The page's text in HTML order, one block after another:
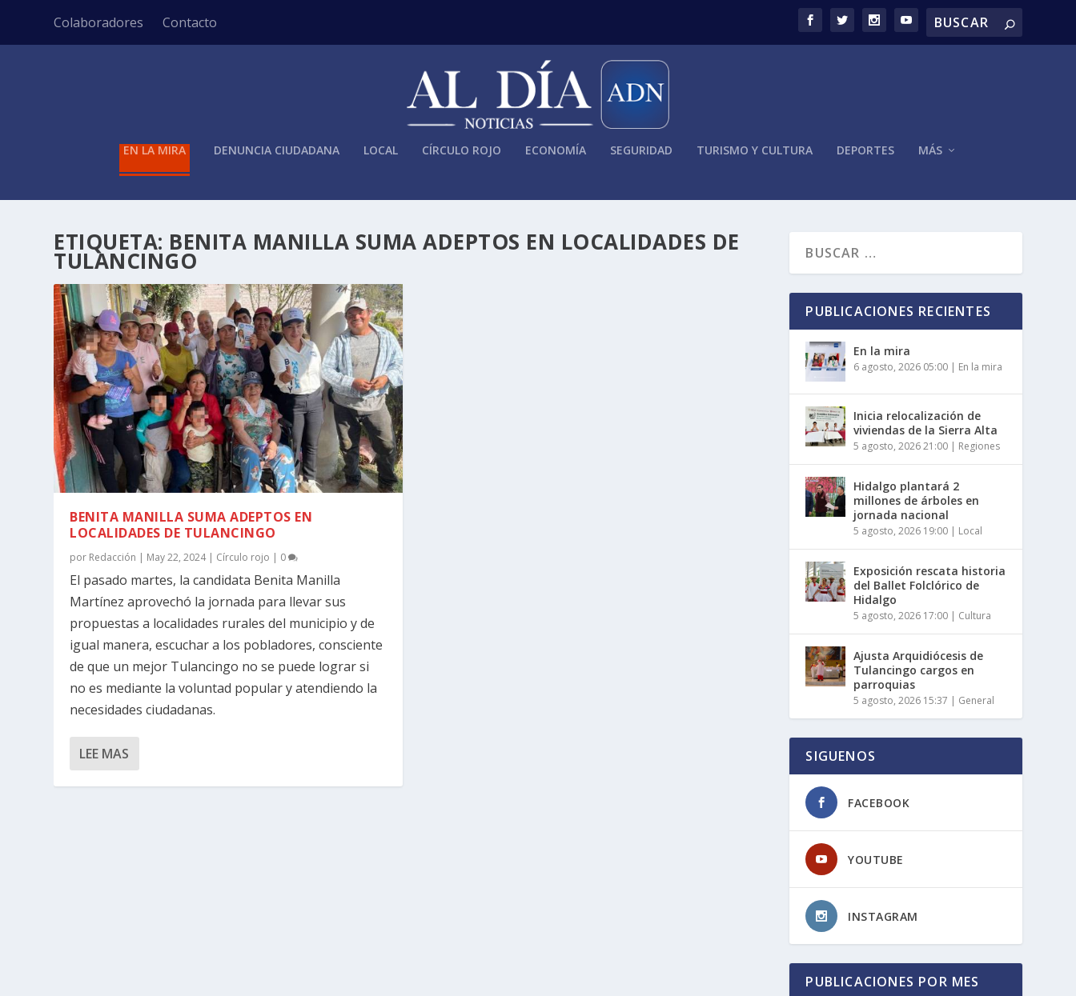
Colaboradores Contacto
EN LA MIRA DENUNCIA CIUDADANA LOCAL CÍRCULO ROJO ECONOMÍA SEGURIDAD TURISMO Y CULTURA DEPORTES MÁS
ETIQUETA: BENITA MANILLA SUMA ADEPTOS EN LOCALIDADES DE
TULANCINGO
BENITA MANILLA SUMA ADEPTOS EN
LOCALIDADES DE TULANCINGO
por Redacción | May 22, 2024| Círculo rojo | 0
El pasado martes, la candidata Benita Manilla
Martínez aprovechó la jornada para llevar sus
propuestas a localidades rurales del municipio y de
igual manera, escuchar a los pobladores, consciente
de que un mejor Tulancingo no se puede lograr si
no es mediante la voluntad popular y atendiendo la
necesidades ciudadanas.
LEE MAS
PUBLICACIONES RECIENTES
En la mira
6 agosto, 2026 05:00 | En la mira
Inicia relocalización de
viviendas de la Sierra Alta
5 agosto, 2026 21:00 | Regiones
Hidalgo plantará 2
millones de árboles en
jornada nacional
5 agosto, 2026 19:00 | Local
Exposición rescata historia
del Ballet Folclórico de
Hidalgo
5 agosto, 2026 17:00 | Cultura
Ajusta Arquidiócesis de
Tulancingo cargos en
parroquias
5 agosto, 2026 15:37 | General
SIGUENOS
FACEBOOK
YOUTUBE
INSTAGRAM
PUBLICACIONES POR MES